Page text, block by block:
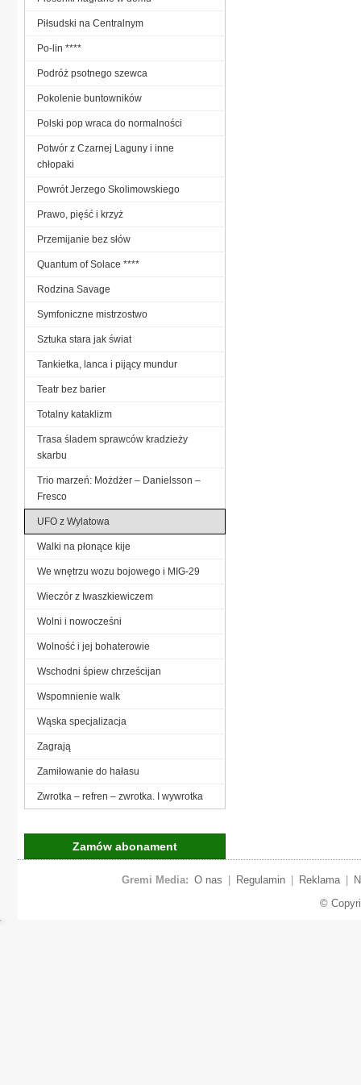
Piłsudski na Centralnym
Po-lin ****
Podróż psotnego szewca
Pokolenie buntowników
Polski pop wraca do normalności
Potwór z Czarnej Laguny i inne
chłopaki
Powrót Jerzego Skolimowskiego
Prawo, pięść i krzyż
Przemijanie bez słów
Quantum of Solace ****
Rodzina Savage
Symfoniczne mistrzostwo
Sztuka stara jak świat
Tankietka, lanca i pijący mundur
Teatr bez barier
Totalny kataklizm
Trasa śladem sprawców kradzieży
skarbu
Trio marzeń: Możdżer – Danielsson –
Fresco
UFO z Wylatowa
Walki na płonące kije
We wnętrzu wozu bojowego i MIG-29
Wieczór z Iwaszkiewiczem
Wolni i nowocześni
Wolność i jej bohaterowie
Wschodni śpiew chrześcijan
Wspomnienie walk
Wąska specjalizacja
Zagrają
Zamiłowanie do hałasu
Zwrotka – refren – zwrotka. I wywrotka
Zamów abonament
Gremi Media: O nas Regulamin Reklama
©